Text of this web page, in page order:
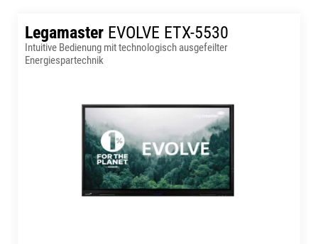
Legamaster EVOLVE ETX-5530
Intuitive Bedienung mit technologisch ausgefeilter
Energiespartechnik